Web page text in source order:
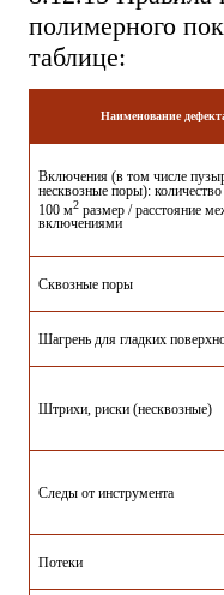
полимерного
таблице:
Наименование
Включения (в том числе
несквозные поры):
100 м2 размер / расстояние
включениями
Сквозные поры
Шагрень для гладких
Штрихи, риски (несквозные)
Следы от инструмента
Потеки